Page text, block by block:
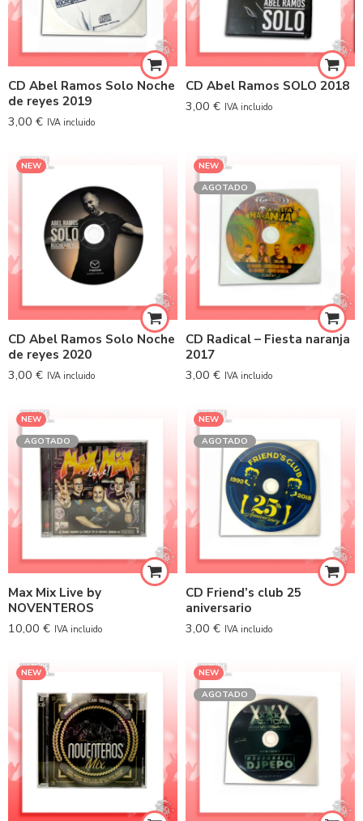
CD Abel Ramos Solo Noche
de reyes 2019
3,00 € IVA incluido
CD Abel Ramos SOLO 2018
3,00 € IVA incluido
NEW
CD Abel Ramos Solo Noche
de reyes 2020
3,00 € IVA incluido
NEW
AGOTADO
CD Radical – Fiesta naranja
2017
3,00 € IVA incluido
NEW
AGOTADO
Max Mix Live by
NOVENTEROS
10,00 € IVA incluido
NEW
AGOTADO
CD Friend’s club 25
aniversario
3,00 € IVA incluido
NEW
NEW
AGOTADO